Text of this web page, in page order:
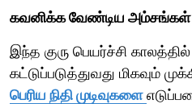
கவனிக்க வேண்டிய அம்சங்கள்
இந்த குரு பெயர்ச்சி
கட்டுப்படுத்துவது மிகவும்
பெரிய நிதி முடிவுகளை